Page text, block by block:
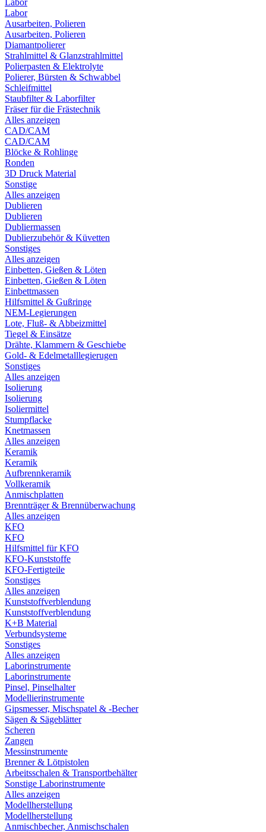
Labor
Labor
Ausarbeiten, Polieren
Ausarbeiten, Polieren
Diamantpolierer
Strahlmittel & Glanzstrahlmittel
Polierpasten & Elektrolyte
Polierer, Bürsten & Schwabbel
Schleifmittel
Staubfilter & Laborfilter
Fräser für die Frästechnik
Alles anzeigen
CAD/CAM
CAD/CAM
Blöcke & Rohlinge
Ronden
3D Druck Material
Sonstige
Alles anzeigen
Dublieren
Dublieren
Dubliermassen
Dublierzubehör & Küvetten
Sonstiges
Alles anzeigen
Einbetten, Gießen & Löten
Einbetten, Gießen & Löten
Einbettmassen
Hilfsmittel & Gußringe
NEM-Legierungen
Lote, Fluß- & Abbeizmittel
Tiegel & Einsätze
Drähte, Klammern & Geschiebe
Gold- & Edelmetalllegierugen
Sonstiges
Alles anzeigen
Isolierung
Isolierung
Isoliermittel
Stumpflacke
Knetmassen
Alles anzeigen
Keramik
Keramik
Aufbrennkeramik
Vollkeramik
Anmischplatten
Brennträger & Brennüberwachung
Alles anzeigen
KFO
KFO
Hilfsmittel für KFO
KFO-Kunststoffe
KFO-Fertigteile
Sonstiges
Alles anzeigen
Kunststoffverblendung
Kunststoffverblendung
K+B Material
Verbundsysteme
Sonstiges
Alles anzeigen
Laborinstrumente
Laborinstrumente
Pinsel, Pinselhalter
Modellierinstrumente
Gipsmesser, Mischspatel & -Becher
Sägen & Sägeblätter
Scheren
Zangen
Messinstrumente
Brenner & Lötpistolen
Arbeitsschalen & Transportbehälter
Sonstige Laborinstrumente
Alles anzeigen
Modellherstellung
Modellherstellung
Anmischbecher, Anmischschalen